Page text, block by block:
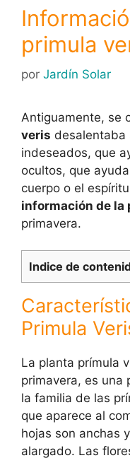
primula
por Jardín Solar
Antiguamente, se
veris desalentaba
indeseados, que
ocultos, que
cuerpo o el
información de la
primavera.
Indice de
Primula
La planta prímula
primavera, es una
la familia de las
que aparece al
hojas son anchas
alargado. Las